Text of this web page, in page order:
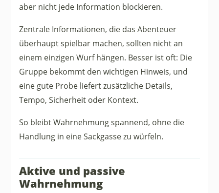
aber nicht jede Information blockieren.
Zentrale Informationen, die das Abenteuer
überhaupt spielbar machen, sollten nicht an
einem einzigen Wurf hängen. Besser ist oft: Die
Gruppe bekommt den wichtigen Hinweis, und
eine gute Probe liefert zusätzliche Details,
Tempo, Sicherheit oder Kontext.
So bleibt Wahrnehmung spannend, ohne die
Handlung in eine Sackgasse zu würfeln.
Aktive und passive
Wahrnehmung